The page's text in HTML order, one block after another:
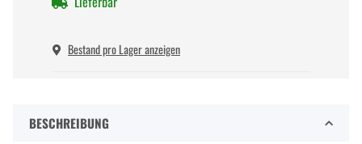
Bestand pro Lager anzeigen
BESCHREIBUNG